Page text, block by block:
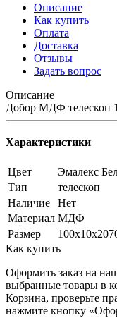
Описание
Как купить
Оплата
Доставка
Отзывы
Задать вопрос
Описание
Добор МДФ телескоп
Характеристики
Цвет
Эмалекс
Тип
телескоп
Наличие
Нет
Материал МДФ
Размер
Как купить
Оформить заказ на
выбранные товары в
Корзина, проверьте
нажмите кнопку